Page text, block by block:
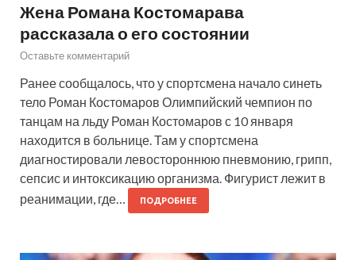
Жена Романа Костомарава
рассказала о его состоянии
Оставьте комментарий
Ранее сообщалось, что у спортсмена начало синеть
тело Роман Костомаров Олимпийский чемпион по
танцам на льду Роман Костомаров с 10 января
находится в больнице. Там у спортсмена
диагностировали левостороннюю пневмонию, грипп,
сепсис и интоксикацию организма. Фигурист лежит в
реанимации, где…
ПОДРОБНЕЕ